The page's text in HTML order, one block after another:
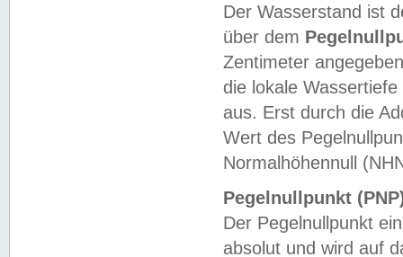
Der Wasserstand ist
über dem
Zentimeter
die lokale
aus. Erst durch die
Wert des
Normalhöhennull
Pegelnullpunkt
Der Pegelnullpunkt
absolut und wird auf